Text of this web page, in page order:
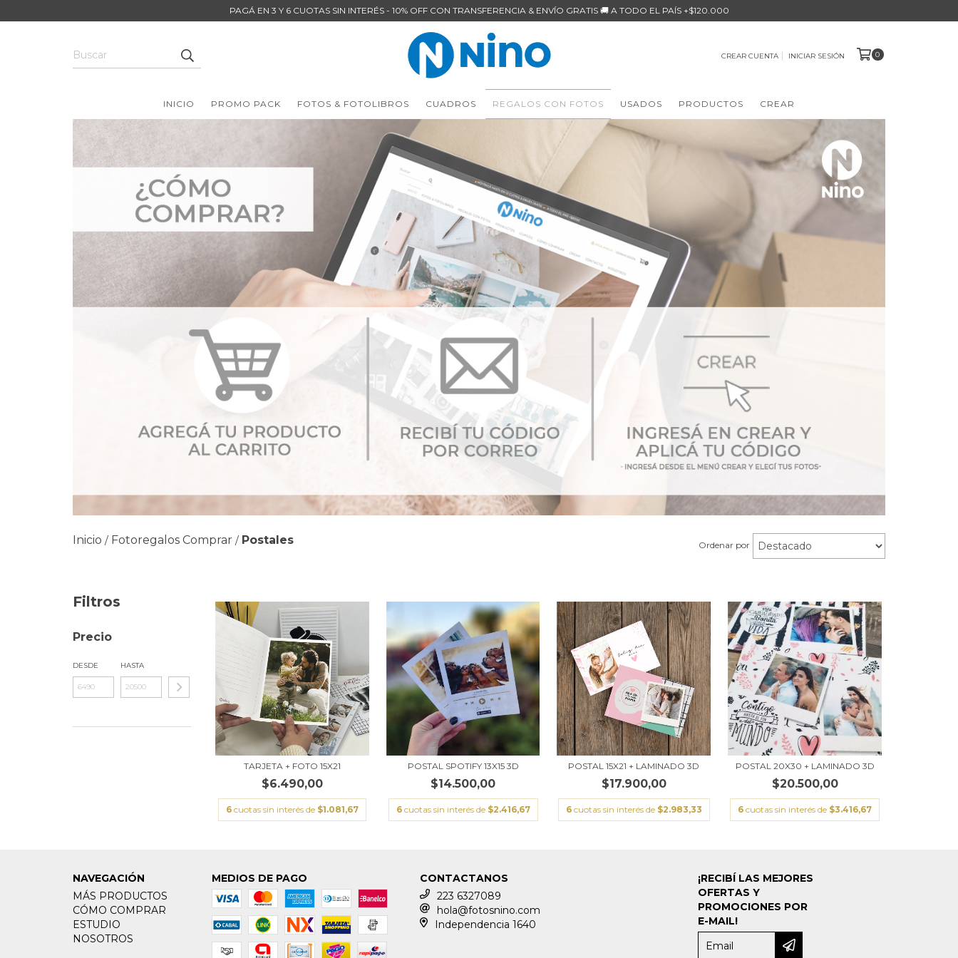
PAGÁ EN 3 Y 6 CUOTAS SIN INTERÉS - 10% OFF CON TRANSFERENCIA & ENVÍO GRATIS 🚚 A TODO EL PAÍS +$120.000
CREAR CUENTA INICIAR SESIÓN 0
INICIO PROMO PACK FOTOS & FOTOLIBROS CUADROS REGALOS CON FOTOS USADOS PRODUCTOS CREAR
Inicio / Fotoregalos Comprar / Postales Ordenar por
Filtros
Precio
DESDE HASTA
TARJETA + FOTO 15X21
$6.490,00
6 cuotas sin interés de $1.081,67
POSTAL SPOTIFY 13X15 3D
$14.500,00
6 cuotas sin interés de $2.416,67
POSTAL 15X21 + LAMINADO 3D
$17.900,00
6 cuotas sin interés de $2.983,33
POSTAL 20X30 + LAMINADO 3D
$20.500,00
6 cuotas sin interés de $3.416,67
NAVEGACIÓN
MÁS PRODUCTOS
CÓMO COMPRAR
ESTUDIO
NOSOTROS
MEDIOS DE PAGO
CONTACTANOS
223 6327089
hola@fotosnino.com
Independencia 1640
¡RECIBÍ LAS MEJORES
OFERTAS Y
PROMOCIONES POR
E-MAIL!